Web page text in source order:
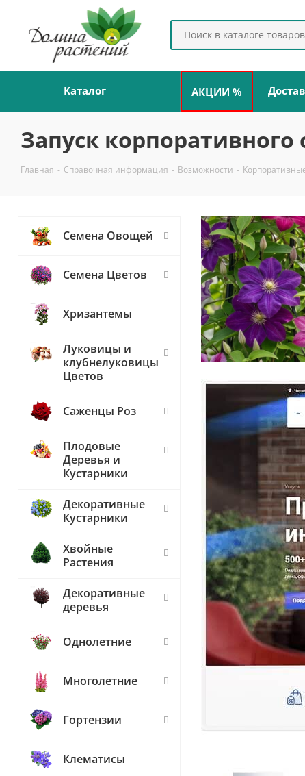
Каталог АКЦИИ %
Запуск
Главная - Справочная информация - Возможности -
Семена Овощей
Семена Цветов
Хризантемы
Луковицы и
клубнелуковицы
Цветов
Саженцы Роз
Плодовые
Деревья и
Кустарники
Декоративные
Кустарники
Хвойные
Растения
Декоративные
деревья
Однолетние
Многолетние
Гортензии
Клематисы